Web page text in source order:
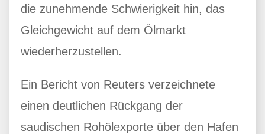
die zunehmende Schwierigkeit hin, das
Gleichgewicht auf dem Ölmarkt
wiederherzustellen.
Ein Bericht von Reuters verzeichnete
einen deutlichen Rückgang der
saudischen Rohölexporte über den Hafen